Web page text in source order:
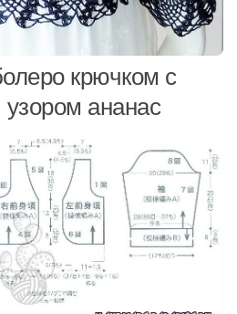
крючком с
узором ананас